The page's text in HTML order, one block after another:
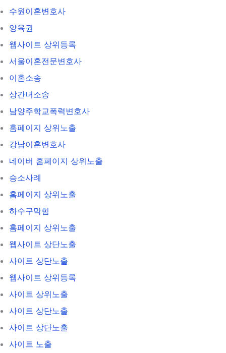
수원이혼변호사
양육권
웹사이트 상위등록
서울이혼전문변호사
이혼소송
상간녀소송
남양주학교폭력변호사
홈페이지 상위노출
강남이혼변호사
네이버 홈페이지 상위노출
승소사례
홈페이지 상위노출
하수구막힘
홈페이지 상위노출
웹사이트 상단노출
사이트 상단노출
웹사이트 상위등록
사이트 상위노출
사이트 상단노출
사이트 상단노출
사이트 노출